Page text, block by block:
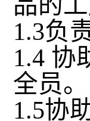
1.3负
1.4 协
全员。
1.5协